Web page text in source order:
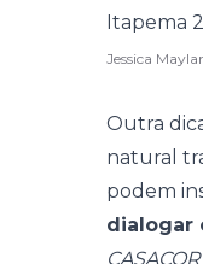
Jessica
Outra
natural
podem
dialogar